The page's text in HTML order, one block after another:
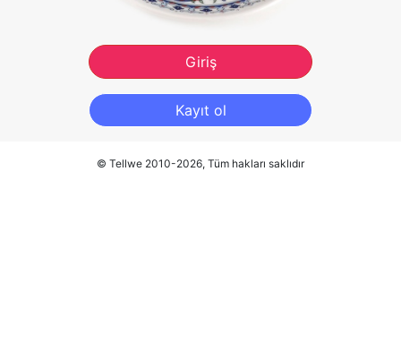
Giriş
Kayıt ol
© Tellwe 2010-2026, Tüm hakları saklıdır